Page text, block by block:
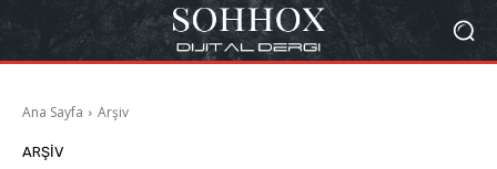
Ana Sayfa Arşiv
ARŞIV